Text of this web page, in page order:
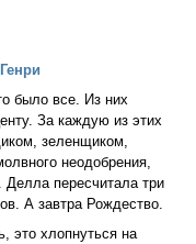
было все. Из них
За каждую из этих
зеленщиком,
неодобрения,
Делла пересчитала три
А завтра Рождество.
это хлопнуться на